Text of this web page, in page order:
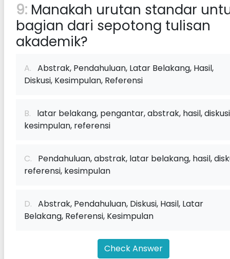
9: Manakah urutan standar
bagian dari sepotong tulisan
akademik?
A. Abstrak, Pendahuluan, Latar Belakang, Hasil,
Diskusi, Kesimpulan, Referensi
B. latar belakang, pengantar, abstrak, hasil,
kesimpulan, referensi
C. Pendahuluan, abstrak, latar belakang, hasil,
referensi, kesimpulan
D. Abstrak, Pendahuluan, Diskusi, Hasil, Latar
Belakang, Referensi, Kesimpulan
Check Answer